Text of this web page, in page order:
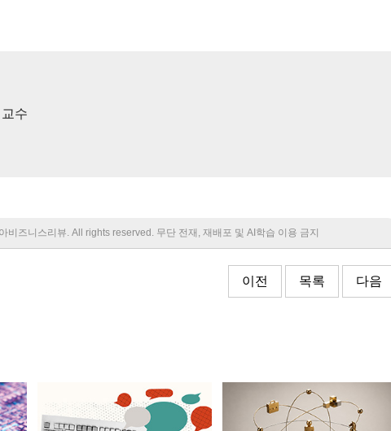
수
비즈니스리뷰. All rights reserved. 무단 전재, 재배포 및 AI학습 이용 금지
이전 목록 다음